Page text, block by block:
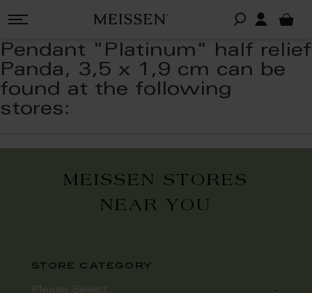
Pendant "Platinum" half relief
Panda, 3,5 x 1,9 cm can be
found at the following
stores:
MEISSEN STORES
NEAR YOU
store category